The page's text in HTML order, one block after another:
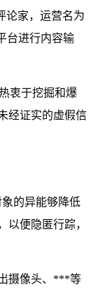
论家，运营名为
台进行内容输
衷于挖掘和爆
经证实的虚假信
的异能够降低
以便隐匿行踪，
摄像头、***等